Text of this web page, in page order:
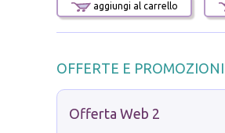
aggiungi al carrello
OFFERTE E PROMOZIONI
Offerta Web 2